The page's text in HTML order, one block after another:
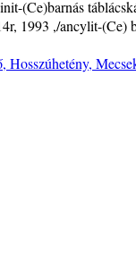
(Ce)barnás
1993 ,/ancylit-(Ce)
Hosszúhetény,